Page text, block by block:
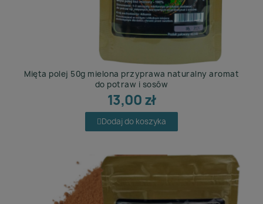
Zioła z charakterem — maca, damiana, buzdyganek
Mięta polej 50g mielona przyprawa naturalny aromat
do potraw i sosów
13,00 zł
Dodaj do koszyka